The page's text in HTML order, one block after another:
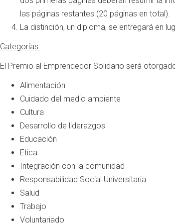
las páginas restantes (20 páginas en total).
La distinción, un diploma, se entregará en
Categorías:
El Premio al Emprendedor Solidario será
Alimentación
Cuidado del medio ambiente
Cultura
Desarrollo de liderazgos
Educación
Etica
Integración con la comunidad
Responsabilidad Social Universitaria
Salud
Trabajo
Voluntariado